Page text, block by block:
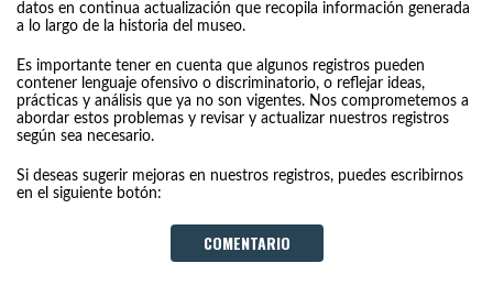
datos en continua actualización que recopila información generada
a lo largo de la historia del museo.
Es importante tener en cuenta que algunos registros pueden
contener lenguaje ofensivo o discriminatorio, o reflejar ideas,
prácticas y análisis que ya no son vigentes. Nos comprometemos a
abordar estos problemas y revisar y actualizar nuestros registros
según sea necesario.
Si deseas sugerir mejoras en nuestros registros, puedes escribirnos
en el siguiente botón:
COMENTARIO